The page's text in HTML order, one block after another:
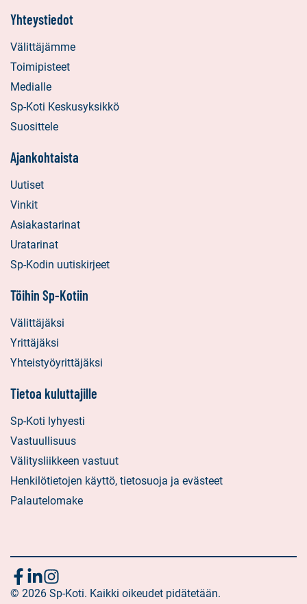
Yhteystiedot
Välittäjämme
Toimipisteet
Medialle
Sp-Koti Keskusyksikkö
Suosittele
Ajankohtaista
Uutiset
Vinkit
Asiakastarinat
Uratarinat
Sp-Kodin uutiskirjeet
Töihin Sp-Kotiin
Välittäjäksi
Yrittäjäksi
Yhteistyöyrittäjäksi
Tietoa kuluttajille
Sp-Koti lyhyesti
Vastuullisuus
Välitysliikkeen vastuut
Henkilötietojen käyttö, tietosuoja ja evästeet
Palautelomake
Seuraa
Sosiaalinen
media:
Sosiaalinen
media:
Sosiaalinen
media:
© 2026 Sp-Koti. Kaikki oikeudet pidätetään.